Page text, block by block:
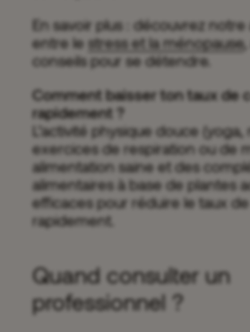
En savoir plus : découvrez notre
entre le stress et la ménopause
conseils pour se détendre.
Comment baisser ton taux de
rapidement ?
L’activité physique douce
exercices de respiration ou de
alimentation saine et des
alimentaires à base de plantes
efficaces pour réduire le taux
rapidement.
Quand consulter un
professionnel ?